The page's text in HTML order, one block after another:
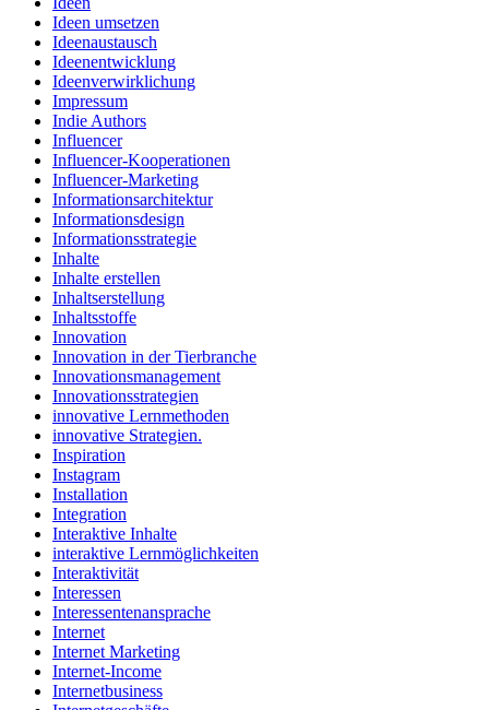
Ideen umsetzen
Ideenaustausch
Ideenentwicklung
Ideenverwirklichung
Impressum
Indie Authors
Influencer
Influencer-Kooperationen
Influencer-Marketing
Informationsarchitektur
Informationsdesign
Informationsstrategie
Inhalte
Inhalte erstellen
Inhaltserstellung
Inhaltsstoffe
Innovation
Innovation in der Tierbranche
Innovationsmanagement
Innovationsstrategien
innovative Lernmethoden
innovative Strategien.
Inspiration
Instagram
Installation
Integration
Interaktive Inhalte
interaktive Lernmöglichkeiten
Interaktivität
Interessen
Interessentenansprache
Internet
Internet Marketing
Internet-Income
Internetbusiness